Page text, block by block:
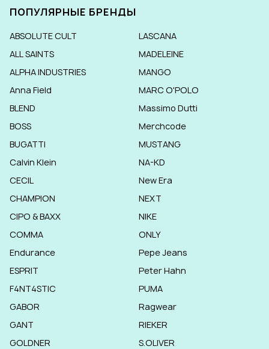
ПОПУЛЯРНЫЕ БРЕНДЫ
ABSOLUTE CULT
ALL SAINTS
ALPHA INDUSTRIES
Anna Field
BLEND
BOSS
BUGATTI
Calvin Klein
CECIL
CHAMPION
CIPO & BAXX
COMMA
Endurance
ESPRIT
F4NT4STIC
GABOR
GANT
GOLDNER
LASCANA
MADELEINE
MANGO
MARC O'POLO
Massimo Dutti
Merchcode
MUSTANG
NA-KD
New Era
NEXT
NIKE
ONLY
Pepe Jeans
Peter Hahn
PUMA
Ragwear
RIEKER
S.OLIVER